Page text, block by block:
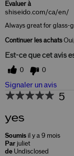
Evaluer à
shiseido.com/ca/en/
Always great for glass-
Continuer les achats
Est-ce que cet avis
0 0
Signaler un avis
5
yes
Soumis il y a 9 mois
Par juliet
de Undisclosed